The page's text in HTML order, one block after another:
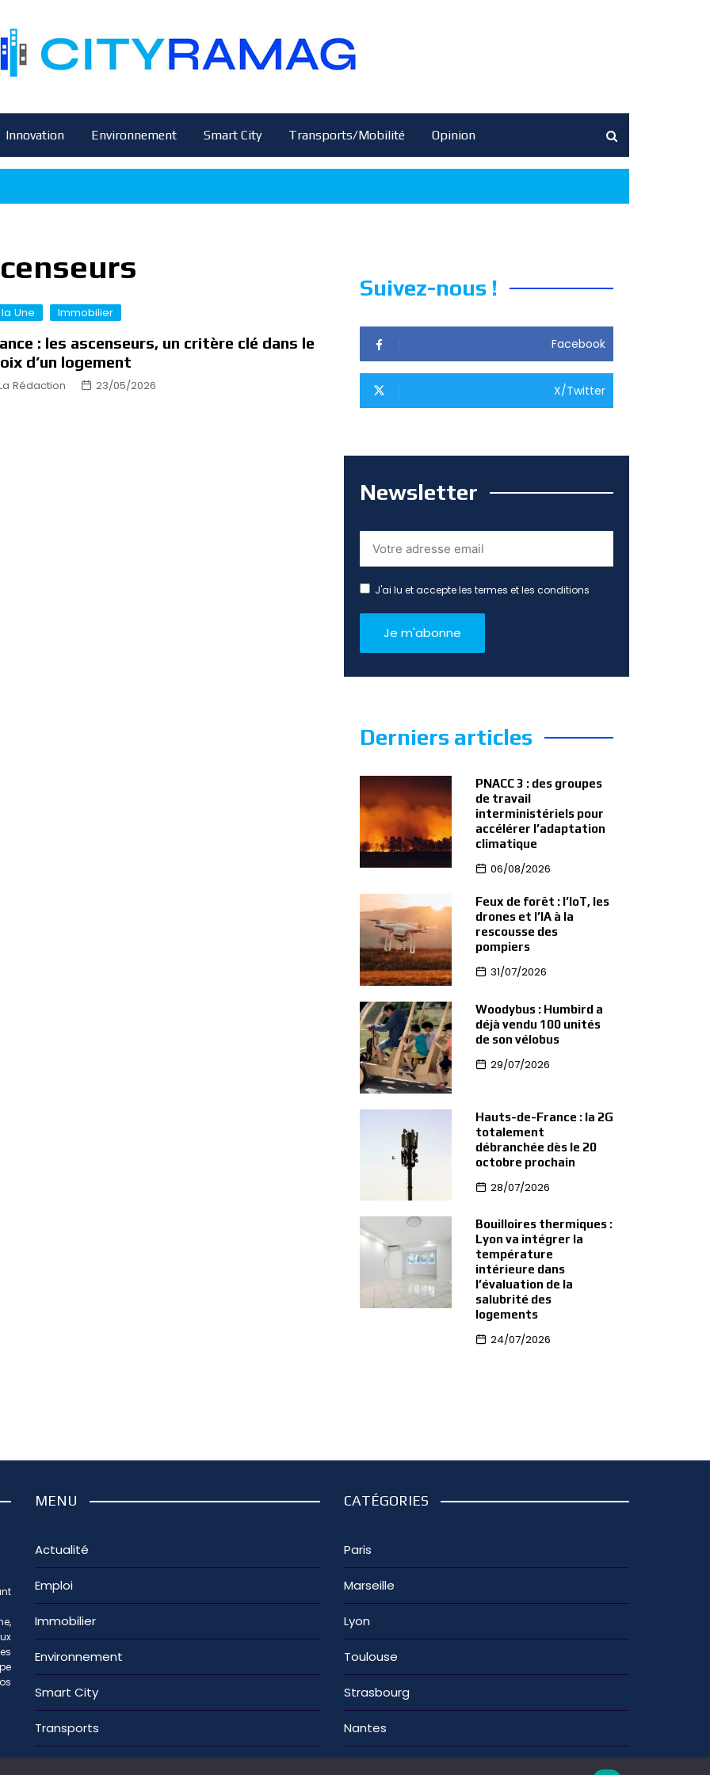
Innovation Environnement Smart City Transports/Mobilité Opinion
Une Immobilier
: les ascenseurs, un critère clé dans le
d’un logement
Rédaction 23/05/2026
Suivez-nous !
Facebook
X/Twitter
Newsletter
J'ai lu et accepte les termes et les conditions
Derniers articles
PNACC 3 : des groupes
de travail
interministériels pour
accélérer l’adaptation
climatique
06/08/2026
Feux de forêt : l’IoT, les
drones et l’IA à la
rescousse des
pompiers
31/07/2026
Woodybus : Humbird a
déjà vendu 100 unités
de son vélobus
29/07/2026
Hauts-de-France : la 2G
totalement
débranchée dès le 20
octobre prochain
28/07/2026
Bouilloires thermiques :
Lyon va intégrer la
température
intérieure dans
l’évaluation de la
salubrité des
logements
24/07/2026
MENU
Actualité
Emploi
Immobilier
Environnement
Smart City
Transports
CATÉGORIES
Paris
Marseille
Lyon
Toulouse
Strasbourg
Nantes